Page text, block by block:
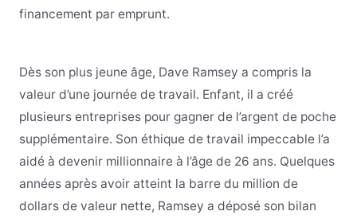
financement par emprunt.
Dès son plus jeune âge, Dave Ramsey a compris la
valeur d’une journée de travail. Enfant, il a créé
plusieurs entreprises pour gagner de l’argent de poche
supplémentaire. Son éthique de travail impeccable l’a
aidé à devenir millionnaire à l’âge de 26 ans. Quelques
années après avoir atteint la barre du million de
dollars de valeur nette, Ramsey a déposé son bilan